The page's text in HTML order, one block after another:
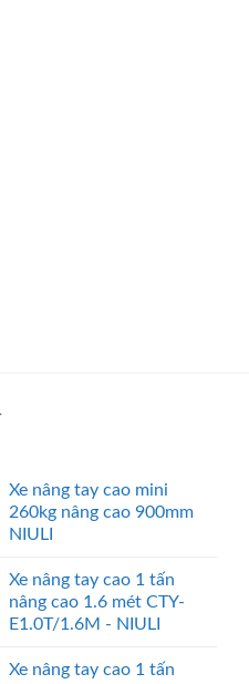
Xe nâng tay cao mini
260kg nâng cao 900mm
NIULI
Xe nâng tay cao 1 tấn
nâng cao 1.6 mét CTY-
E1.0T/1.6M - NIULI
Xe nâng tay cao 1 tấn